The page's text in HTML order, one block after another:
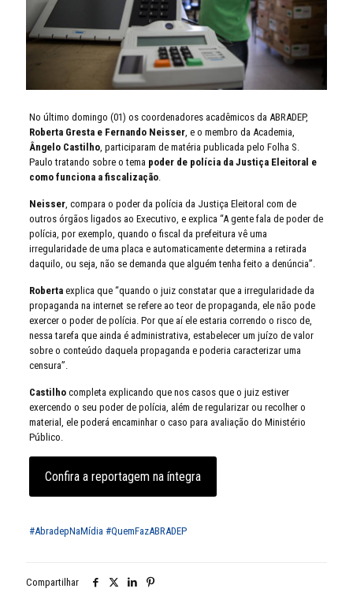
No último domingo (01) os coordenadores acadêmicos da ABRADEP,
Roberta Gresta e Fernando Neisser, e o membro da Academia,
Ângelo Castilho, participaram de matéria publicada pelo Folha S.
Paulo tratando sobre o tema poder de polícia da Justiça Eleitoral e
como funciona a fiscalização.
Neisser, compara o poder da polícia da Justiça Eleitoral com de
outros órgãos ligados ao Executivo, e explica “A gente fala de poder de
polícia, por exemplo, quando o fiscal da prefeitura vê uma
irregularidade de uma placa e automaticamente determina a retirada
daquilo, ou seja, não se demanda que alguém tenha feito a denúncia”.
Robertaexplica que “quando o juiz constatar que a irregularidade da
propaganda na internet se refere ao teor de propaganda, ele não pode
exercer o poder de polícia. Por que aí ele estaria correndo o risco de,
nessa tarefa que ainda é administrativa, estabelecer um juízo de valor
sobre o conteúdo daquela propaganda e poderia caracterizar uma
censura”.
Castilhocompleta explicando que nos casos que o juiz estiver
exercendo o seu poder de polícia, além de regularizar ou recolher o
material, ele poderá encaminhar o caso para avaliação do Ministério
Público.
Confira a reportagem na íntegra
#AbradepNaMídia #QuemFazABRADEP
Compartilhar